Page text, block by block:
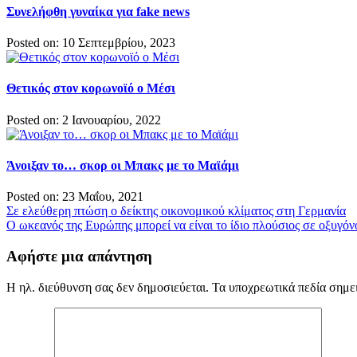
Συνελήφθη γυναίκα για fake news
Posted on: 10 Σεπτεμβρίου, 2023
Θετικός στον κορωνοϊό ο Μέσι
Posted on: 2 Ιανουαρίου, 2022
Άνοιξαν το… σκορ οι Μπακς με το Μαϊάμι
Posted on: 23 Μαΐου, 2021
Πλοήγηση
άρθρων
Σε ελεύθερη πτώση ο δείκτης οικονομικού κλίματος στη Γερμανία
Ο ωκεανός της Ευρώπης μπορεί να είναι το ίδιο πλούσιος σε
Αφήστε μια απάντηση
Η ηλ. διεύθυνση σας δεν δημοσιεύεται. Τα υποχρεωτικά πεδία